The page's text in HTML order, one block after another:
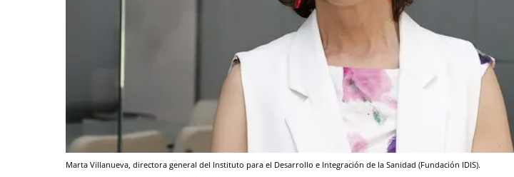
Marta Villanueva, directora general del Instituto para el Desarrollo e Integración de la Sanidad (Fundación IDIS).